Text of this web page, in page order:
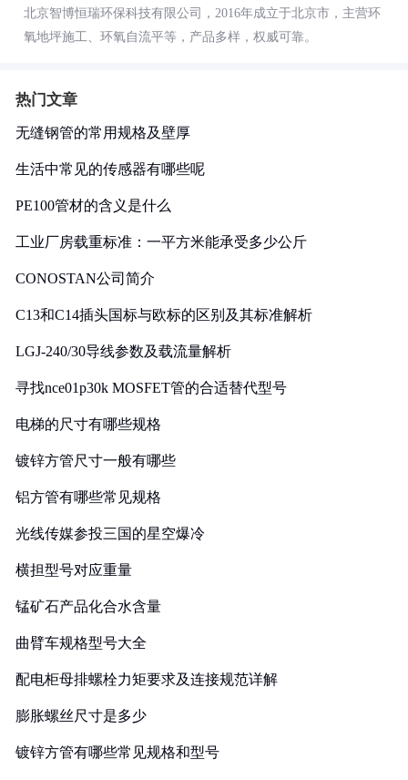
北京智博恒瑞环保科技有限公司，2016年成立于北京市，主营环
氧地坪施工、环氧自流平等，产品多样，权威可靠。
热门文章
无缝钢管的常用规格及壁厚
生活中常见的传感器有哪些呢
PE100管材的含义是什么
工业厂房载重标准：一平方米能承受多少公斤
CONOSTAN公司简介
C13和C14插头国标与欧标的区别及其标准解析
LGJ-240/30导线参数及载流量解析
寻找nce01p30k MOSFET管的合适替代型号
电梯的尺寸有哪些规格
镀锌方管尺寸一般有哪些
铝方管有哪些常见规格
光线传媒参投三国的星空爆冷
横担型号对应重量
锰矿石产品化合水含量
曲臂车规格型号大全
配电柜母排螺栓力矩要求及连接规范详解
膨胀螺丝尺寸是多少
镀锌方管有哪些常见规格和型号